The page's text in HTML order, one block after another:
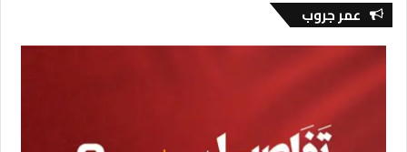
عمر جروب